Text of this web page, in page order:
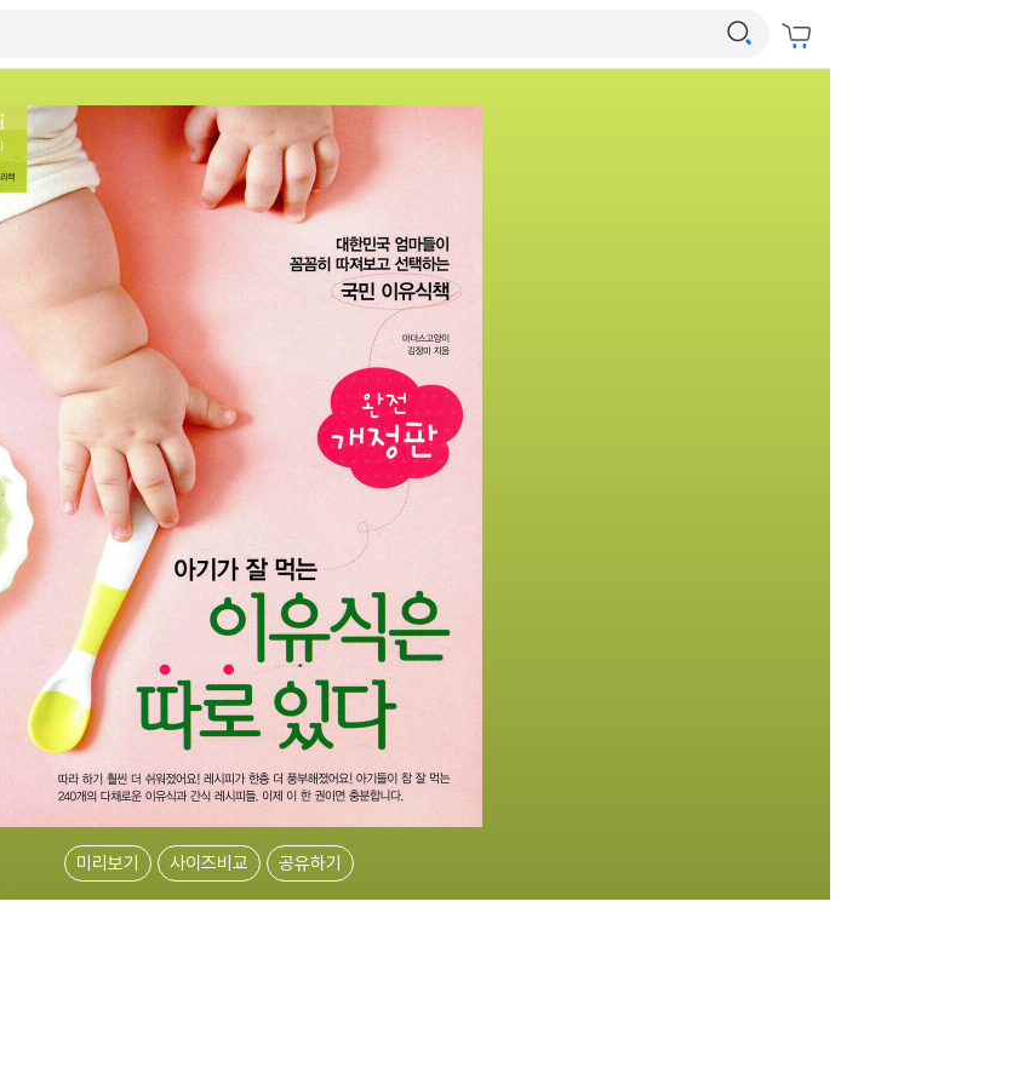
미리보기 사이즈비교 공유하기